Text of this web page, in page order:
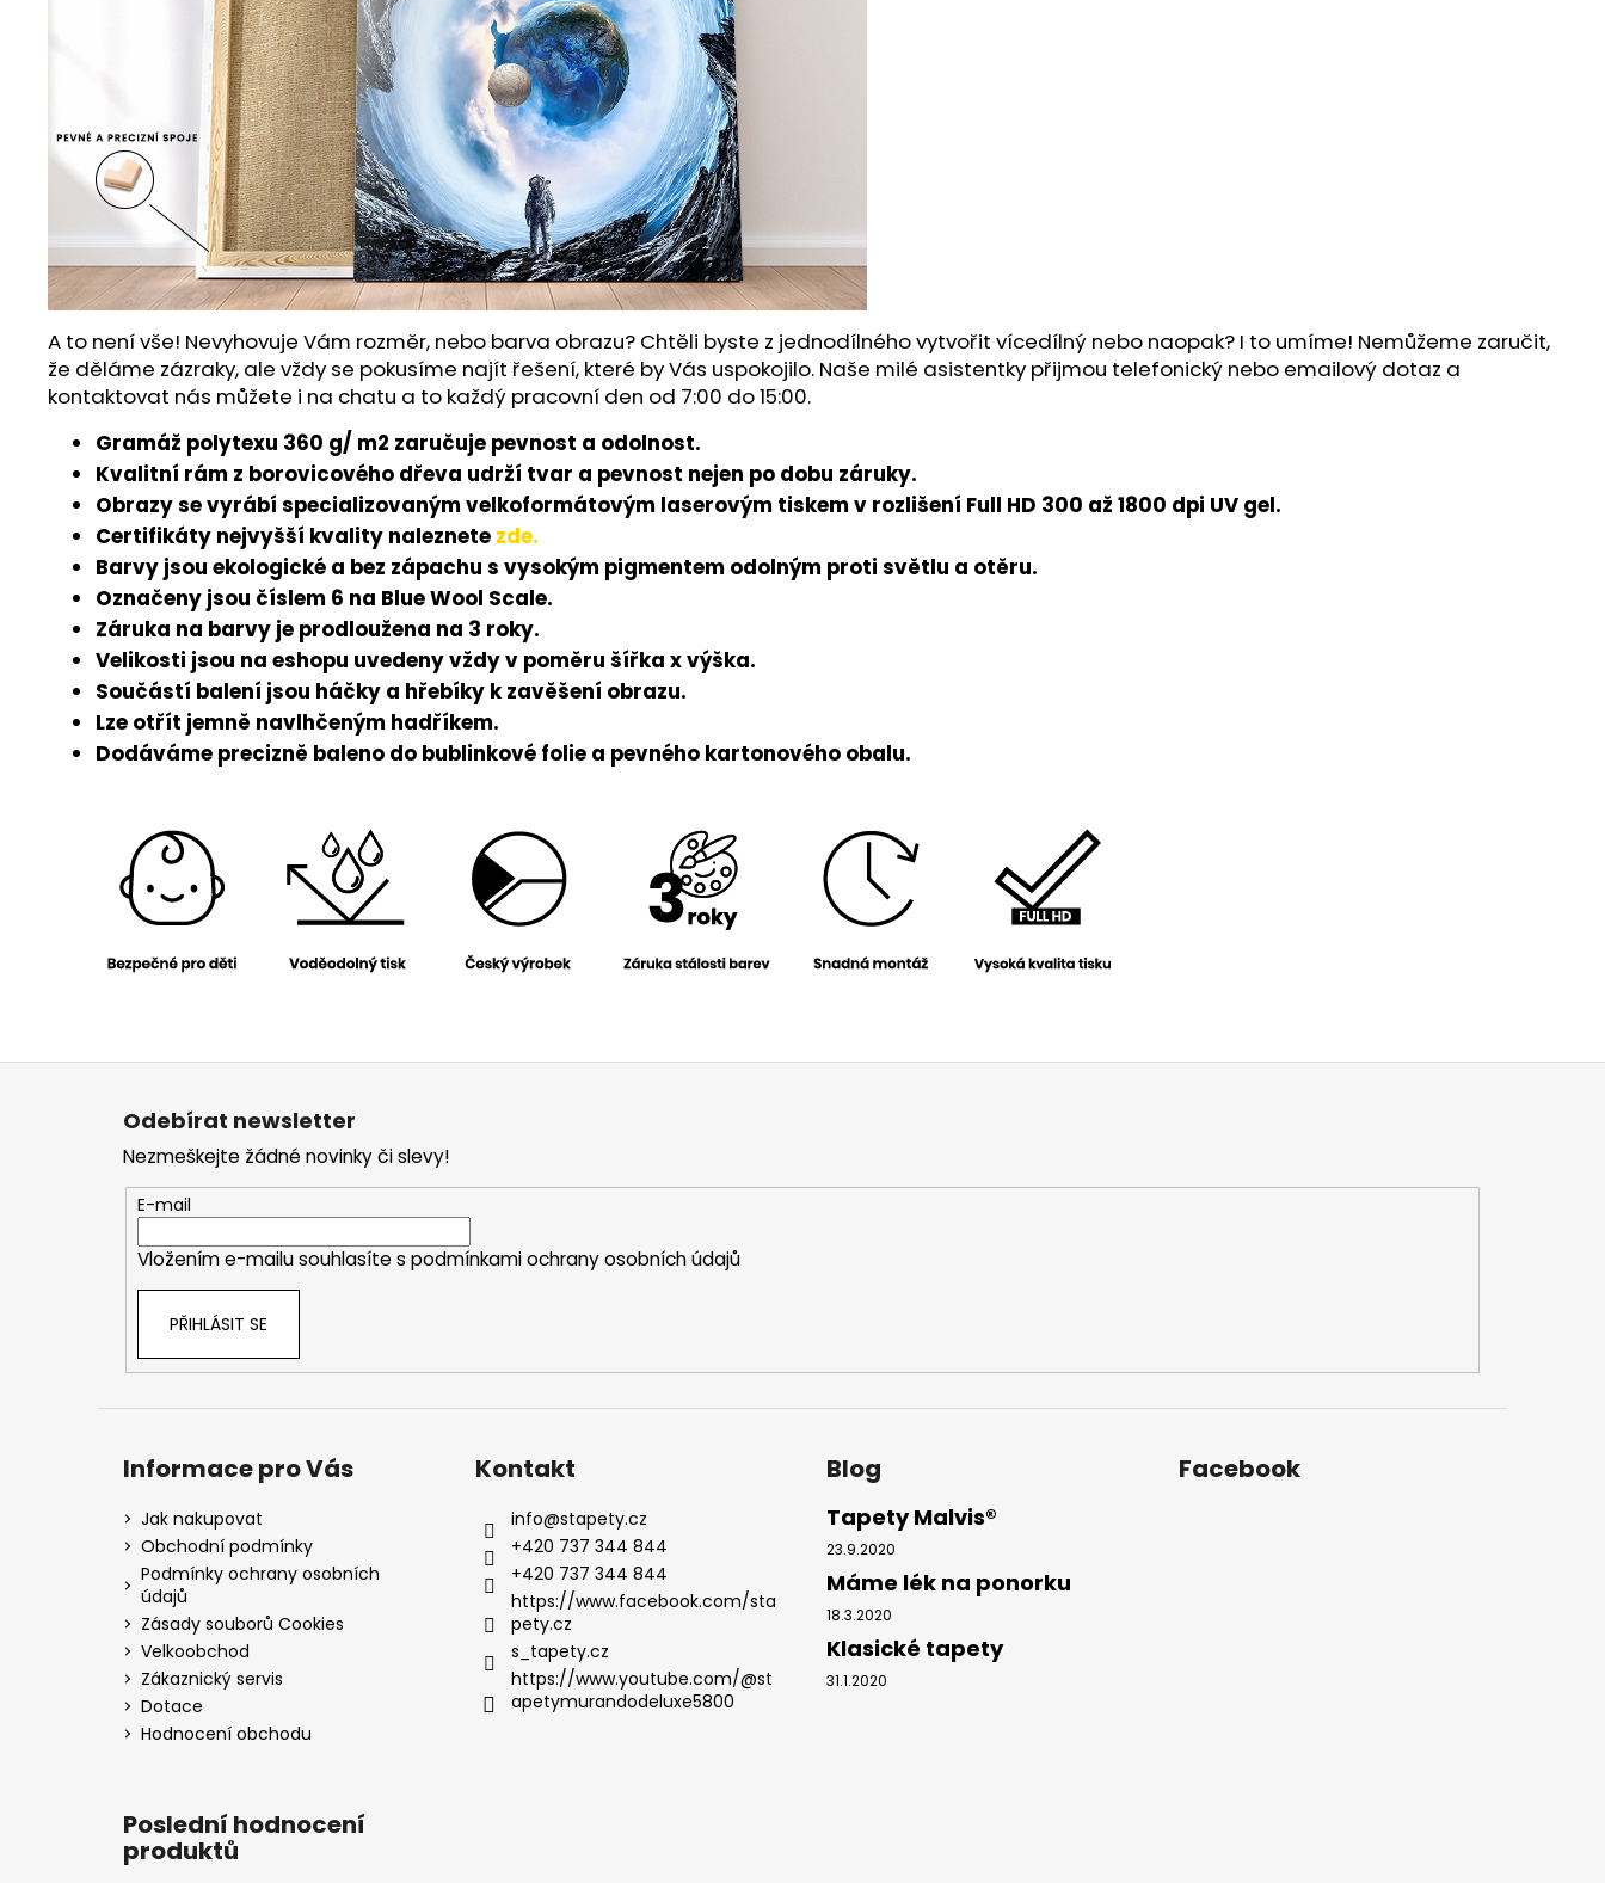
A to není vše! Nevyhovuje Vám rozměr, nebo barva obrazu? Chtěli byste z jednodílného vytvořit vícedílný nebo naopak? I to umíme! Nemůžeme zaručit,
že děláme zázraky, ale vždy se pokusíme najít řešení, které by Vás uspokojilo. Naše milé asistentky přijmou telefonický nebo emailový dotaz a
kontaktovat nás můžete i na chatu a to každý pracovní den od 7:00 do 15:00.
Gramáž polytexu 360 g/ m2 zaručuje pevnost a odolnost.
Kvalitní rám z borovicového dřeva udrží tvar a pevnost nejen po dobu záruky.
Obrazy se vyrábí specializovaným velkoformátovým laserovým tiskem v rozlišení Full HD 300 až 1800 dpi UV gel.
Certifikáty nejvyšší kvality naleznete zde.
Barvy jsou ekologické a bez zápachu s vysokým pigmentem odolným proti světlu a otěru.
Označeny jsou číslem 6 na Blue Wool Scale.
Záruka na barvy je prodloužena na 3 roky.
Velikosti jsou na eshopu uvedeny vždy v poměru šířka x výška.
Součástí balení jsou háčky a hřebíky k zavěšení obrazu.
Lze otřít jemně navlhčeným hadříkem.
Dodáváme precizně baleno do bublinkové folie a pevného kartonového obalu.
Odebírat newsletter
Nezmeškejte žádné novinky či slevy!
E-mail
Vložením e-mailu souhlasíte s podmínkami ochrany osobních údajů
PŘIHLÁSIT SE
Informace pro Vás
Jak nakupovat
Obchodní podmínky
Podmínky ochrany osobních
údajů
Zásady souborů Cookies
Velkoobchod
Zákaznický servis
Dotace
Hodnocení obchodu
Kontakt
info@stapety.cz
+420 737 344 844
+420 737 344 844
https://www.facebook.com/sta
pety.cz
s_tapety.cz
https://www.youtube.com/@st
apetymurandodeluxe5800
Blog
Tapety Malvis®
23.9.2020
Máme lék na ponorku
18.3.2020
Klasické tapety
31.1.2020
Facebook
Poslední hodnocení
produktů